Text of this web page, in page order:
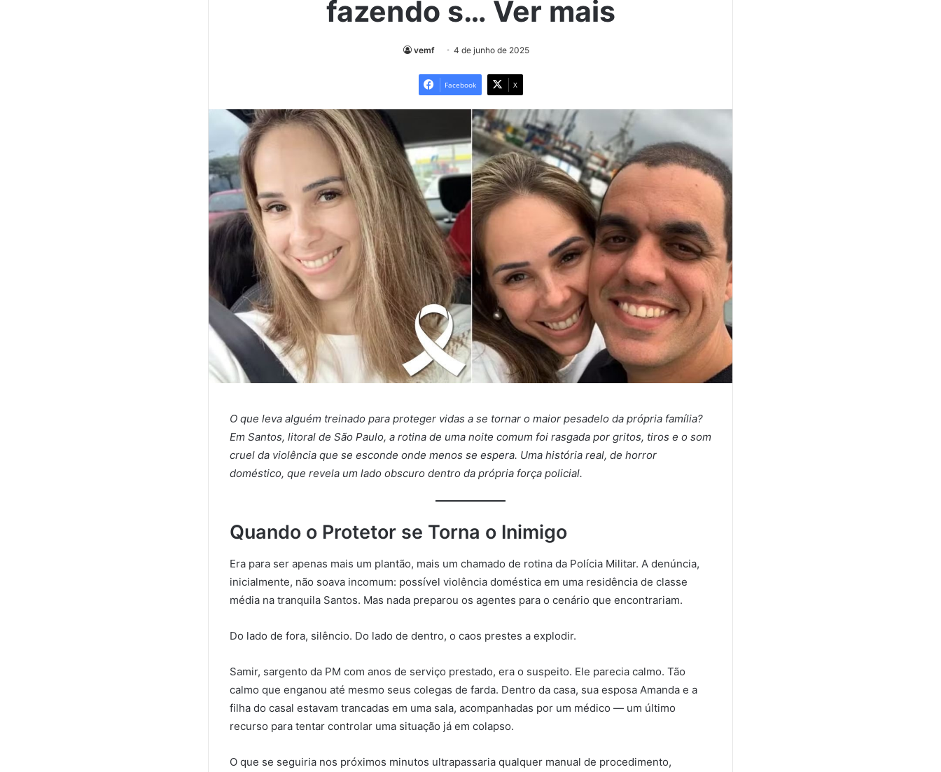
fazendo s… Ver mais
vemf 4 de junho de 2025
Facebook X
O que leva alguém treinado para proteger vidas a se tornar o maior pesadelo da própria família?
Em Santos, litoral de São Paulo, a rotina de uma noite comum foi rasgada por gritos, tiros e o som
cruel da violência que se esconde onde menos se espera. Uma história real, de horror
doméstico, que revela um lado obscuro dentro da própria força policial.
Quando o Protetor se Torna o Inimigo
Era para ser apenas mais um plantão, mais um chamado de rotina da Polícia Militar. A denúncia,
inicialmente, não soava incomum: possível violência doméstica em uma residência de classe
média na tranquila Santos. Mas nada preparou os agentes para o cenário que encontrariam.
Do lado de fora, silêncio. Do lado de dentro, o caos prestes a explodir.
Samir, sargento da PM com anos de serviço prestado, era o suspeito. Ele parecia calmo. Tão
calmo que enganou até mesmo seus colegas de farda. Dentro da casa, sua esposa Amanda e a
filha do casal estavam trancadas em uma sala, acompanhadas por um médico — um último
recurso para tentar controlar uma situação já em colapso.
O que se seguiria nos próximos minutos ultrapassaria qualquer manual de procedimento,